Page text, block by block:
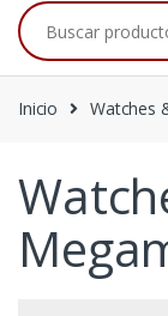
Buscar
por:
Inicio Watches